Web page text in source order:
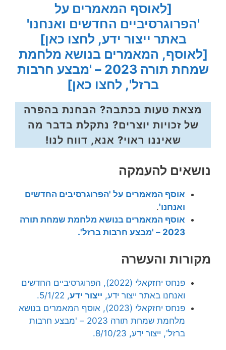
[לאוסף המאמרים על
'הפרוגרסיביים החדשים ואנחנו'
באתר ייצור ידע, לחצו כאן]
[לאוסף, המאמרים בנושא מלחמת
שמחת תורה 2023 – 'מבצע חרבות
ברזל', לחצו כאן]
מצאת טעות בכתבה? הבחנת בהפרה
של זכויות יוצרים? נתקלת בדבר מה
שאיננו ראוי? אנא, דווח לנו!
נושאים להעמקה
אוסף המאמרים על 'הפרוגרסיבים החדשים
ואנחנו'.
אוסף המאמרים בנושא מלחמת שמחת תורה
2023 – 'מבצע חרבות ברזל'.
מקורות והעשרה
פנחס יחזקאלי (2022), הפרוגרסיביים החדשים
ואנחנו באתר ייצור ידע, ייצור ידע, 5/1/22.
פנחס יחזקאלי (2023), אוסף המאמרים בנושא
מלחמת שמחת תורה 2023 – 'מבצע חרבות
ברזל', ייצור ידע, 8/10/23.